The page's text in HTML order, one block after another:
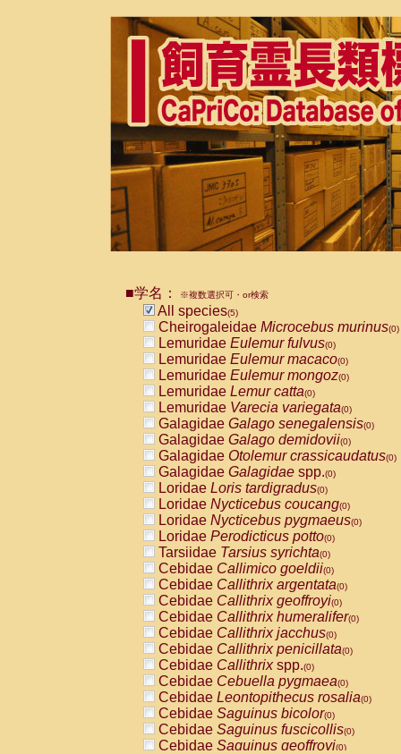
■学名： ※複数選択可・or検索
All species(5)
Cheirogaleidae Microcebus murinus(0)
Lemuridae Eulemur fulvus(0)
Lemuridae Eulemur macaco(0)
Lemuridae Eulemur mongoz(0)
Lemuridae Lemur catta(0)
Lemuridae Varecia variegata(0)
Galagidae Galago senegalensis(0)
Galagidae Galago demidovii(0)
Galagidae Otolemur crassicaudatus(0)
Galagidae Galagidae spp.(0)
Loridae Loris tardigradus(0)
Loridae Nycticebus coucang(0)
Loridae Nycticebus pygmaeus(0)
Loridae Perodicticus potto(0)
Tarsiidae Tarsius syrichta(0)
Cebidae Callimico goeldii(0)
Cebidae Callithrix argentata(0)
Cebidae Callithrix geoffroyi(0)
Cebidae Callithrix humeralifer(0)
Cebidae Callithrix jacchus(0)
Cebidae Callithrix penicillata(0)
Cebidae Callithrixspp.(0)
Cebidae Cebuella pygmaea(0)
Cebidae Leontopithecus rosalia(0)
Cebidae Saguinus bicolor(0)
Cebidae Saguinus fuscicollis(0)
Cebidae Saguinus geoffroyi(0)